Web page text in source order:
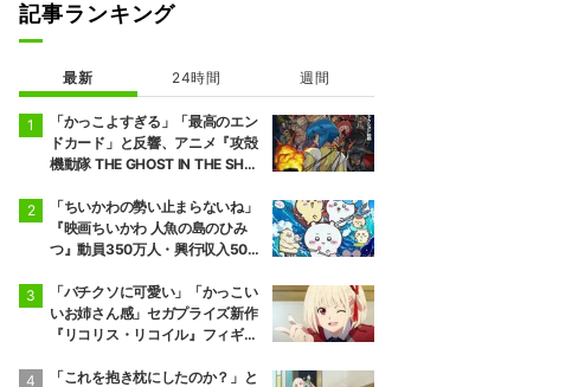
記事ランキング
最新 24時間 週間
「かっこよすぎる」「最高のエン
ドカード」と反響、アニメ『攻殻
機動隊 THE GHOST IN THE SHEL
「ちいかわの勢い止まらないね」
『映画ちいかわ 人魚の島のひみ
つ』動員350万人・興行収入50億
「バチクソに可愛い」「かっこい
いお姉さん感」セガプライズ新作
『リコリス・リコイル』フィギュ
「これを抱き枕にしたのか？」と